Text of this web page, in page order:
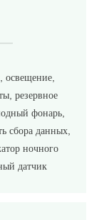
освещение,
резервное
фонарь,
сбора данных,
ночного
датчик